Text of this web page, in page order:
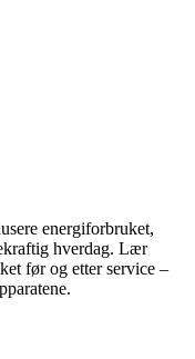
energiforbruket,
hverdag. Lær
før og etter service –